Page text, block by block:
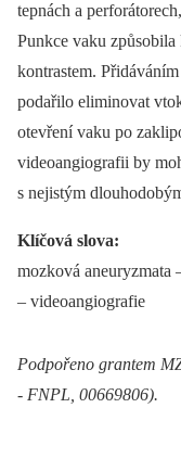
tepnách a
Punkce vaku
kontrastem.
podařilo eliminovat
otevření vaku po
videoangiografii by
s nejistým
Klíčová slova:
mozková aneuryzmata
–⁠ videoangiografie
Podpořeno grantem
‑⁠ FNPL, 00669806).